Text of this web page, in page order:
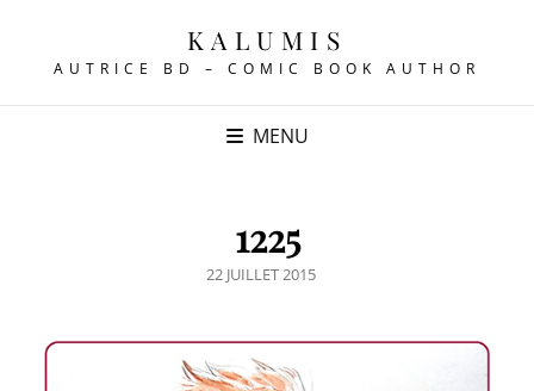
KALUMIS
AUTRICE BD – COMIC BOOK AUTHOR
MENU
1225
POSTED
22 JUILLET 2015